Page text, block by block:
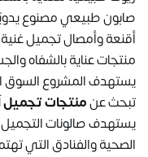
صابون طبيعي مصنوع
أقنعة وأمصال تجميل غنية
منتجات عناية بالشفاه
يستهدف المشروع السوق
تبحث عنمنتجات تجميل
يستهدف صالونات التجميل
الصحية والفنادق التي